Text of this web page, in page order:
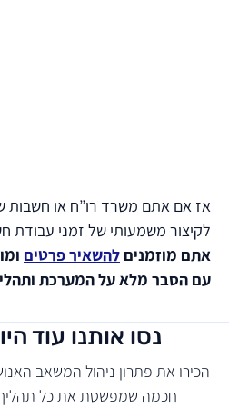
אז אם אתם משרד רו”ח או חשבות
לקיצור משמעותי של זמני עבודת
אתם מוזמנים להשאיר פרטים
עם הסבר מלא על המערכת
נסו אותנו עוד
הכירו את פתרון ניהול המשאב
חכמה שמפשטת את כל תהליך